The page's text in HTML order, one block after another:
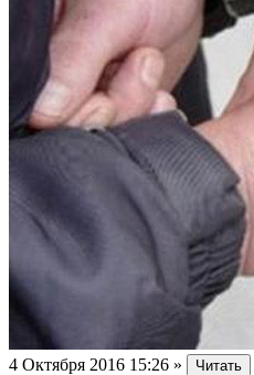
4 Октября 2016 15:26 » Читать